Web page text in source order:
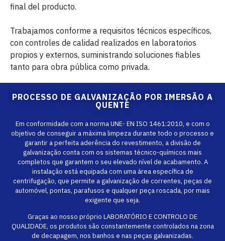
final del producto.
Trabajamos conforme a requisitos técnicos específicos,
con controles de calidad realizados en laboratorios
propios y externos, suministrando soluciones fiables
tanto para obra pública como privada.
PROCESSO DE GALVANIZAÇÃO POR IMERSÃO A
QUENTE
Em conformidade com a norma UNE- EN ISO 1461:2010, e com o
objetivo de conseguir a máxima limpeza durante todo o processo e
garantir a perfeita aderência do revestimento, a divisão de
galvanização conta com os sistemas técnico-químicos mais
completos que garantem o seu elevado nível de acabamento. A
instalação está equipada com uma área específica de
centrifugação, que permite a galvanização de correntes, peças de
automóvel, pontas, parafusos e qualquer peça roscada, por mais
exigente que seja.
Graças ao nosso próprio LABORATÓRIO E CONTROLO DE
QUALIDADE, os produtos são constantemente controlados na zona
de decapagem, nos banhos e nas peças galvanizadas.